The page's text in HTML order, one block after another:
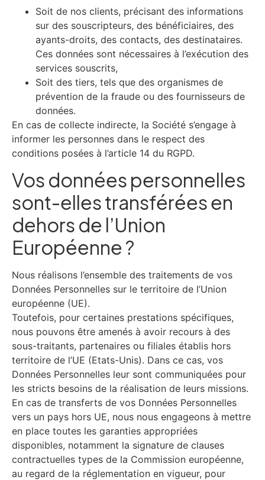
Soit de nos clients, précisant des informations
sur des souscripteurs, des bénéficiaires, des
ayants-droits, des contacts, des destinataires.
Ces données sont nécessaires à l’exécution des
services souscrits,
Soit des tiers, tels que des organismes de
prévention de la fraude ou des fournisseurs de
données.
En cas de collecte indirecte, la Société s’engage à
informer les personnes dans le respect des
conditions posées à l’article 14 du RGPD.
Vos données personnelles
sont-elles transférées en
dehors de l’Union
Européenne ?
Nous réalisons l’ensemble des traitements de vos
Données Personnelles sur le territoire de l’Union
européenne (UE).
Toutefois, pour certaines prestations spécifiques,
nous pouvons être amenés à avoir recours à des
sous-traitants, partenaires ou filiales établis hors
territoire de l’UE (Etats-Unis). Dans ce cas, vos
Données Personnelles leur sont communiquées pour
les stricts besoins de la réalisation de leurs missions.
En cas de transferts de vos Données Personnelles
vers un pays hors UE, nous nous engageons à mettre
en place toutes les garanties appropriées
disponibles, notamment la signature de clauses
contractuelles types de la Commission européenne,
au regard de la réglementation en vigueur, pour